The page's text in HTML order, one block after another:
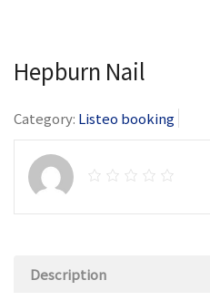
Hepburn Nail
Category: Listeo booking
Description